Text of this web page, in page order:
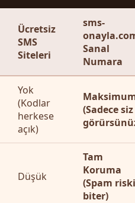
Ücretsiz
SMS
Siteleri
sms-
Sanal
Numara
Yok
(Kodlar
herkese
açık)
(Sadece siz
Düşük
Tam
Koruma
(Spam riski
biter)